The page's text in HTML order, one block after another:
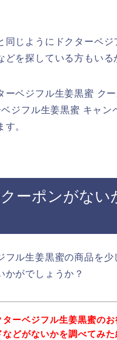
じようにドクターベジ
を探している方もいる
ベジフル生姜黒蜜 ク
ジフル生姜黒蜜 キャン
。
ーポンがない
ル生姜黒蜜の商品を少
かがでしょうか？
ーベジフル生姜黒蜜のお
どがないかを調べてみた